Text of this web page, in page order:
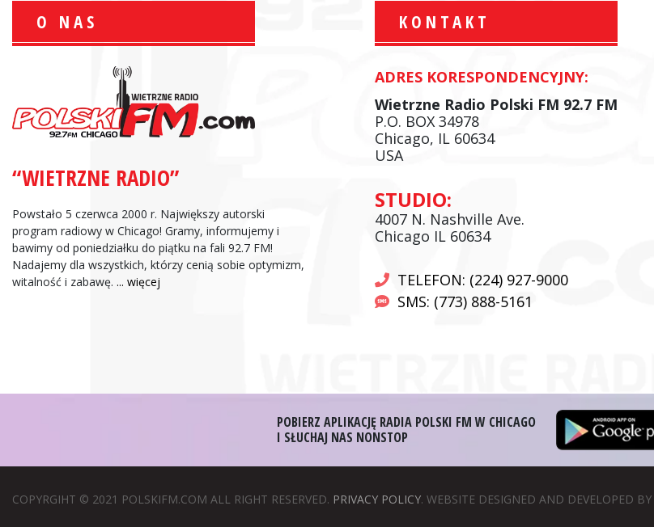
O NAS
“WIETRZNE RADIO”
Powstało 5 czerwca 2000 r. Największy autorski
program radiowy w Chicago! Gramy, informujemy i
bawimy od poniedziałku do piątku na fali 92.7 FM!
Nadajemy dla wszystkich, którzy cenią sobie optymizm,
witalność i zabawę. ... więcej
KONTAKT
ADRES KORESPONDENCYJNY:
Wietrzne Radio Polski FM 92.7 FM
P.O. BOX 34978
Chicago, IL 60634
USA
STUDIO:
4007 N. Nashville Ave.
Chicago IL 60634
TELEFON: (224) 927-9000
SMS: (773) 888-5161
Sport Polonijny
Zbigniew Wojewnik:
Krzysztof Wawer:
Komentator
facebook
POBIERZ APLIKACJĘ RADIA POLSKI FM W CHICAGO
I SŁUCHAJ NAS NONSTOP
COPYRGIHT © 2021 POLSKIFM.COM ALL RIGHT RESERVED. PRIVACY POLICY. WEBSITE DESIGNED AND DEVELOPED BY